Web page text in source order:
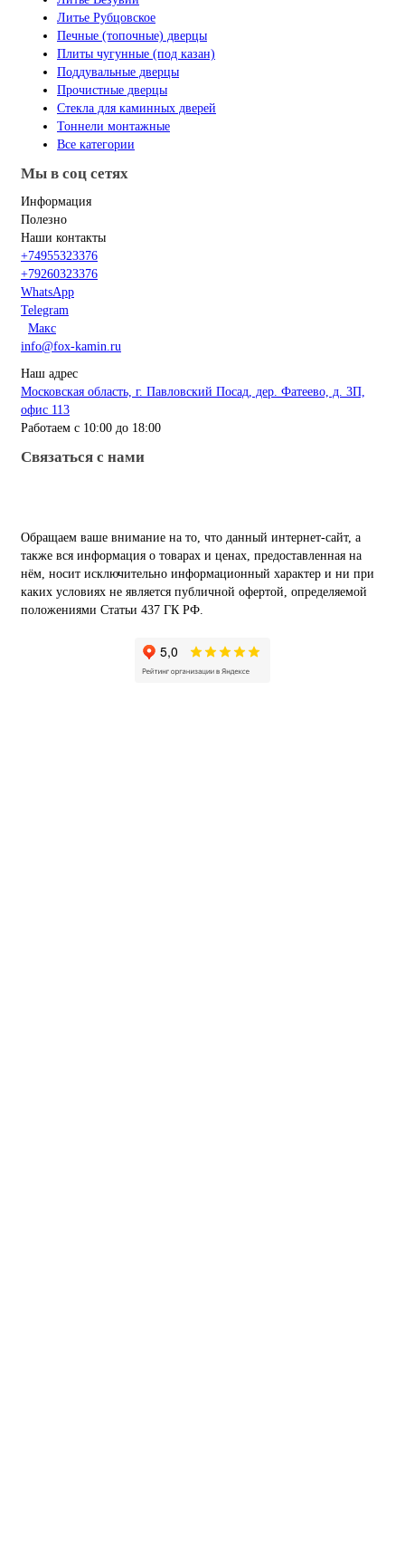
Литье Рубцовское
Печные (топочные) дверцы
Плиты чугунные (под казан)
Поддувальные дверцы
Прочистные дверцы
Стекла для каминных дверей
Тоннели монтажные
Все категории
Мы в соц сетях
Информация
Полезно
Наши контакты
+74955323376
+79260323376
WhatsApp
Telegram
Макс
info@fox-kamin.ru
Наш адрес
Московская область, г. Павловский Посад, дер. Фатеево, д. 3П,
офис 113
Работаем с 10:00 до 18:00
Связаться с нами
Обращаем ваше внимание на то, что данный интернет-сайт, а
также вся информация о товарах и ценах, предоставленная на
нём, носит исключительно информационный характер и ни при
каких условиях не является публичной офертой, определяемой
положениями Статьи 437 ГК РФ.